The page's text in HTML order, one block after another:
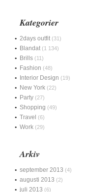
Kategorier
2days outfit (31)
Blandat (1 134)
Brills (11)
Fashion (48)
Interior Design (19)
New York (22)
Party (27)
Shopping (49)
Travel (6)
Work (29)
Arkiv
september 2013 (4)
augusti 2013 (2)
juli 2013 (6)